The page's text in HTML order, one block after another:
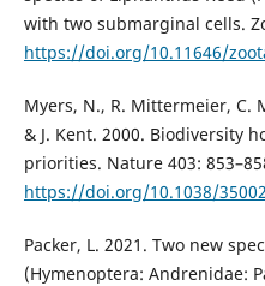
with two submarginal cells.
https://doi.org/10.11646/
Myers, N., R. Mittermeier, C.
& J. Kent. 2000. Biodiversity
priorities. Nature 403:
https://doi.org/10.1038/
Packer, L. 2021. Two new
(Hymenoptera: Andrenidae: